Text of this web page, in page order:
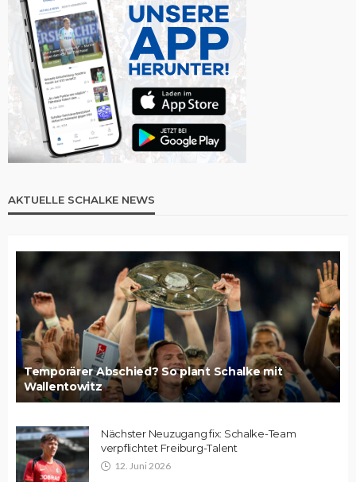
AKTUELLE SCHALKE NEWS
Temporärer Abschied? So plant Schalke mit
Wallentowitz
Nächster Neuzugang fix: Schalke-Team
verpflichtet Freiburg-Talent
12. Juni 2026